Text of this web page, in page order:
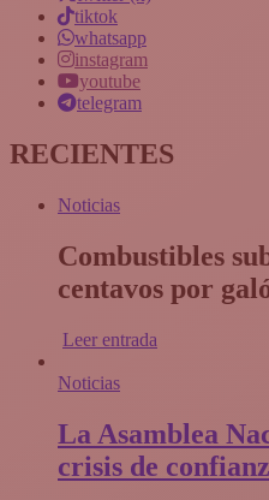
tiktok
whatsapp
instagram
youtube
telegram
RECIENTES
Noticias
Combustibles
centavos por
Leer entrada
Noticias
La Asamblea
crisis de